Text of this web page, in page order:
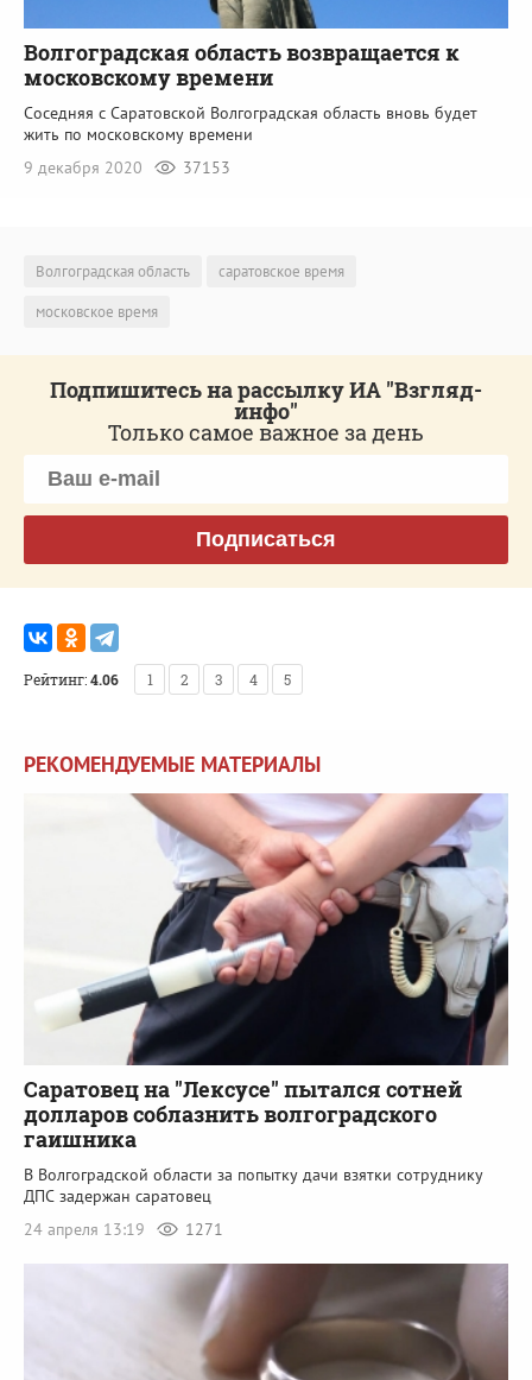
Волгоградская область возвращается к
московскому времени
Соседняя с Саратовской Волгоградская область вновь будет
жить по московскому времени
9 декабря 2020
37153
Волгоградская область
саратовское время
московское время
Подпишитесь на рассылку ИА "Взгляд-
инфо"
Только самое важное за день
Подписаться
Рейтинг:4.06 1 2 3 4 5
РЕКОМЕНДУЕМЫЕ МАТЕРИАЛЫ
Саратовец на "Лексусе" пытался сотней
долларов соблазнить волгоградского
гаишника
В Волгоградской области за попытку дачи взятки сотруднику
ДПС задержан саратовец
24 апреля 13:19
1271